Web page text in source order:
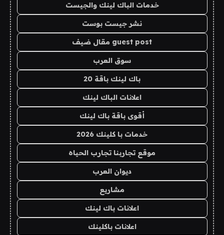
خدمات الباك لينك والجيست
نشر جيست بوست
guest post مقال ضيف
سوق العرب
باك لينك باقة 20
اعلانات الباك لينك
أقوى باقة باك لينك
خدمات با كلينك 2026
موقع تجاربنا تجارب الحياه
ديوان العرب
مشاريع
اعلانات باك لينك
اعلانات باكلينك